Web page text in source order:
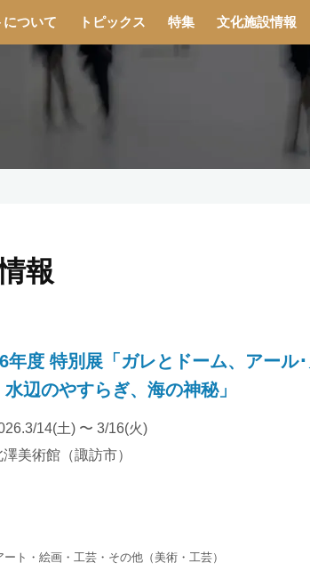
について トピックス 特集 文化施設情報
報
年度 特別展「ガレとドーム、アール
辺のやすらぎ、海の神秘」
14(土) 〜 3/16(火)
澤美術館（諏訪市）
ート 絵画 工芸 その他（美術・工芸）